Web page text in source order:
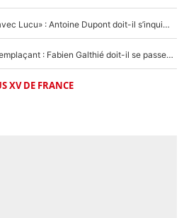
«Le XV de France est meilleur avec Lucu» : Antoine Dupont doit-il s’inquiéter pour sa place ?
Le XV de France a trouvé son remplaçant : Fabien Galthié doit-il se passer d'Antoine Dupont ?
XV DE FRANCE